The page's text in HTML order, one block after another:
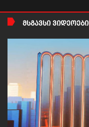
ᲛᲡᲒᲐᲕᲡᲘ ᲕᲘᲓᲔᲝᲔᲑᲘ